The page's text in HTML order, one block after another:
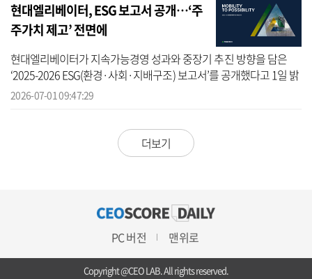
현대엘리베이터, ESG 보고서 공개…‘주
주가치 제고’ 전면에
현대엘리베이터가 지속가능경영 성과와 중장기 추진 방향을 담은
‘2025-2026 ESG(환경·사회·지배구조) 보고서’를 공개했다고 1일 밝
혔다. 올해로 4회차 발간인 보고서는 목표 설정 등 ESG 전영역에 걸쳐
2026-07-01 09:47:29
더보기
PC 버전 맨위로
Copyright @CEO LAB. All rights reserved.